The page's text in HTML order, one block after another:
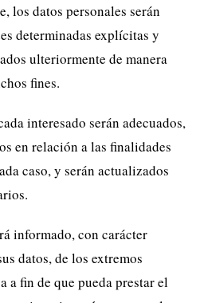
los datos personales serán
determinadas explícitas y
ulteriormente de manera
fines.
interesado serán adecuados,
en relación a las finalidades
caso, y serán actualizados
informado, con carácter
datos, de los extremos
a fin de que pueda prestar el